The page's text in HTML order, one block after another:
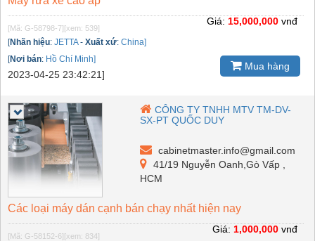
[Mã: G-58798-7][xem: 539]
[Nhãn hiệu: JETTA- Xuất xứ: China]
[Nơi bán: Hồ Chí Minh]
2023-04-25 23:42:21]
Giá: 15,000,000 vnđ
Mua hàng
CÔNG TY TNHH MTV TM-DV-
SX-PT QUỐC DUY
cabinetmaster.info@gmail.com
41/19 Nguyễn Oanh,Gò Vấp ,
HCM
Các loại máy dán cạnh bán chạy nhất hiện nay
[Mã: G-58152-6][xem: 834]
Giá: 1,000,000 vnđ